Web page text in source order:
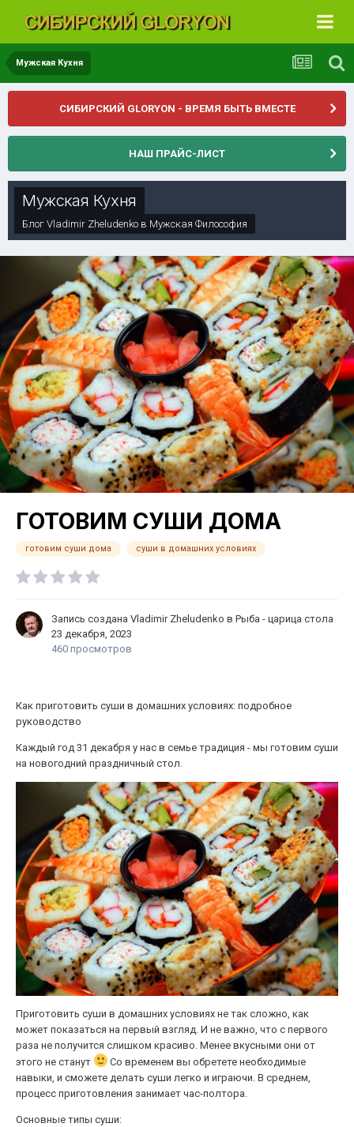
Мужская Кухня
СИБИРСКИЙ GLORYON - ВРЕМЯ БЫТЬ ВМЕСТЕ
НАШ ПРАЙС-ЛИСТ
Мужская Кухня
Блог Vladimir Zheludenko в Мужская Философия
ГОТОВИМ СУШИ ДОМА
готовим суши дома суши в домашних условиях
Запись создана Vladimir Zheludenko в Рыба - царица стола
23 декабря, 2023
460 просмотров
Как приготовить суши в домашних условиях: подробное
руководство
Каждый год 31 декабря у нас в семье традиция - мы готовим суши
на новогодний праздничный стол.
Приготовить суши в домашних условиях не так сложно, как
может показаться на первый взгляд. И не важно, что с первого
раза не получится слишком красиво. Менее вкусными они от
этого не станут
Со временем вы обретете необходимые
навыки, и сможете делать суши легко и играючи. В среднем,
процесс приготовления занимает час-полтора.
Основные типы суши: